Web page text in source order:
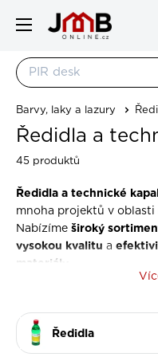
JMBonline.cz
Barvy, laky a lazury
Ředidla a
45 produktů
Ředidla a technické
mnoha projektů v oblasti
Nabízíme široký
vysokou kvalitu a
materiály
Proč jsou ředidla
důležité?
Ředidla